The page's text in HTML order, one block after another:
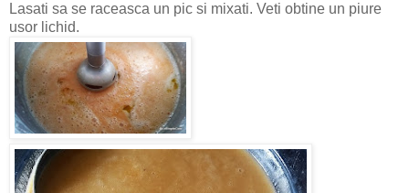
Lasati sa se raceasca un pic si mixati. Veti obtine un piure
usor lichid.